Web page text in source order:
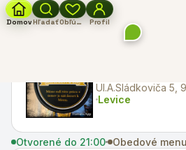
←Späť na všetky reštaurácie
Levice
Otvorené do 21:00 Obedové
DomovHľadať Obľúbené Profil